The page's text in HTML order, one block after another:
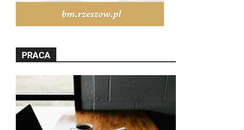
PRACA